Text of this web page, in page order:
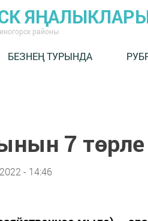
районы
БЕЗНЕҢ ТУРЫНДА
7 төрле
- 14:46